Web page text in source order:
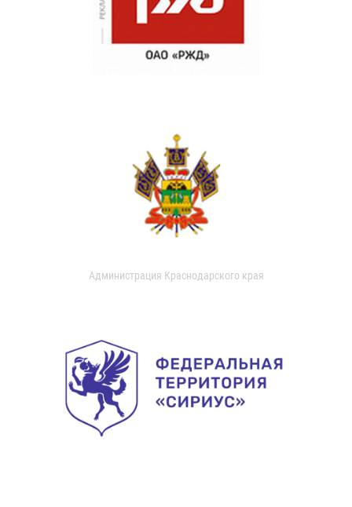
Администрация Краснодарского края